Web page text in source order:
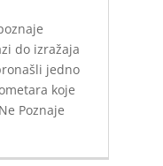
do izražaja
jedno
koje
Poznaje